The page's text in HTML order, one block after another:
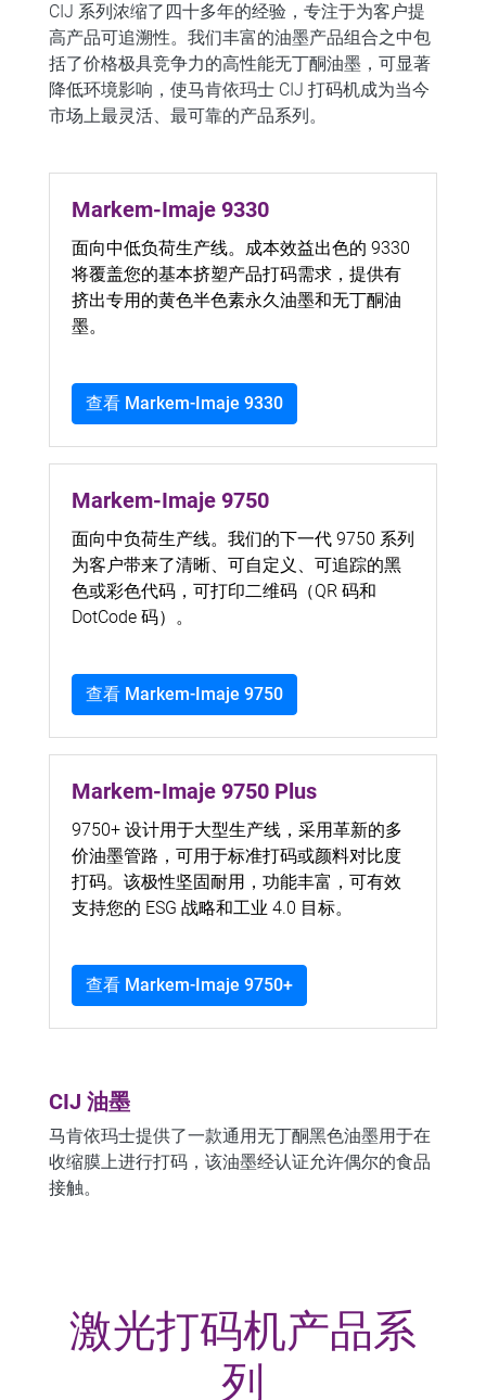
CIJ 系列浓缩了四十多年的经验，专注于为客户提
高产品可追溯性。我们丰富的油墨产品组合之中包
括了价格极具竞争力的高性能无丁酮油墨，可显著
降低环境影响，使马肯依玛士 CIJ 打码机成为当今
市场上最灵活、最可靠的产品系列。
Markem-Imaje 9330
面向中低负荷生产线。成本效益出色的 9330
将覆盖您的基本挤塑产品打码需求，提供有
挤出专用的黄色半色素永久油墨和无丁酮油
墨。
查看 Markem-Imaje 9330
Markem-Imaje 9750
面向中负荷生产线。我们的下一代 9750 系列
为客户带来了清晰、可自定义、可追踪的黑
色或彩色代码，可打印二维码（QR 码和
DotCode 码）。
查看 Markem-Imaje 9750
Markem-Imaje 9750 Plus
9750+ 设计用于大型生产线，采用革新的多
价油墨管路，可用于标准打码或颜料对比度
打码。该极性坚固耐用，功能丰富，可有效
支持您的 ESG 战略和工业 4.0 目标。
查看 Markem-Imaje 9750+
CIJ 油墨
马肯依玛士提供了一款通用无丁酮黑色油墨用于在
收缩膜上进行打码，该油墨经认证允许偶尔的食品
接触。
激光打码机产品系
列